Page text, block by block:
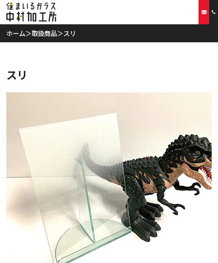
当社の特徴
取扱商品
リフォームプラン
ご利用案内
スタッフ紹介
お知らせ・社内報
ホーム＞取扱商品＞スリ
スリ